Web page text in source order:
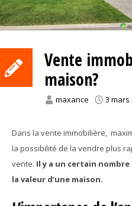
Vente
maison?
maxance 3 mars
Dans la vente immobilière,
la possibilité de la vendre plus
vente. Il y a un certain
la valeur d’une maison.